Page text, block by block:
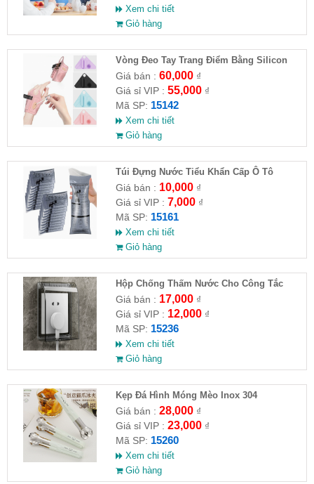
Xem chi tiết
Giỏ hàng
Vòng Đeo Tay Trang Điểm Bằng Silicon
Giá bán : 60,000₫
Giá sỉ VIP : 55,000₫
Mã SP: 15142
Xem chi tiết
Giỏ hàng
Túi Đựng Nước Tiểu Khẩn Cấp Ô Tô
Giá bán : 10,000₫
Giá sỉ VIP : 7,000₫
Mã SP: 15161
Xem chi tiết
Giỏ hàng
Hộp Chống Thấm Nước Cho Công Tắc
Phòng Tắm
Giá bán : 17,000₫
Giá sỉ VIP : 12,000₫
Mã SP: 15236
Xem chi tiết
Giỏ hàng
Kẹp Đá Hình Móng Mèo Inox 304
Giá bán : 28,000₫
Giá sỉ VIP : 23,000₫
Mã SP: 15260
Xem chi tiết
Giỏ hàng